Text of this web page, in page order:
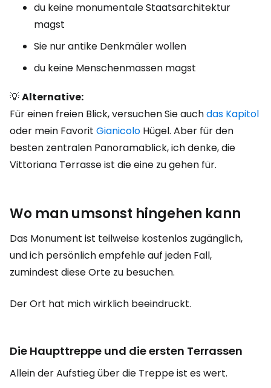
du keine monumentale Staatsarchitektur
magst
Sie nur antike Denkmäler wollen
du keine Menschenmassen magst
💡Alternative:
Für einen freien Blick, versuchen Sie auchdas Kapitol
oder mein Favorit Gianicolo Hügel. Aber für den
besten zentralen Panoramablick, ich denke, die
Vittoriana Terrasse ist die eine zu gehen für.
Wo man umsonst hingehen kann
Das Monument ist teilweise kostenlos zugänglich,
und ich persönlich empfehle auf jeden Fall,
zumindest diese Orte zu besuchen.
Der Ort hat mich wirklich beeindruckt.
Die Haupttreppe und die ersten Terrassen
Allein der Aufstieg über die Treppe ist es wert.